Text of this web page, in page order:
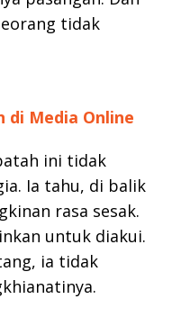
tidak
di Media Online
ini tidak
Ia tahu, di balik
rasa sesak.
untuk diakui.
ia tidak